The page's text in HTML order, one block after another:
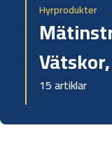
Hyrprodukter
15 artiklar